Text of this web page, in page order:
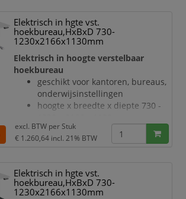
bladdikte 25 mm
draagvermogen 120 kg
geluidsniveau van 42 dB
T-voetonderstel van staal met
slag- en krasvaste poedercoating
in wit
hoogteverstelling via 2
elektromotoren
Botsingbescherming
hefsnelheid 3
Elektrisch in hgte vst.
hoekbureau,HxBxD 730-
1230x2166x1130mm
Elektrisch in hoogte verstelbaar
hoekbureau
geschikt voor kantoren, bureaus,
onderwijsinstellingen
hoogte x breedte x diepte 730 -
blad van hout met
onderhoudsvriendelijke
bladdikte 25 mm
draagvermogen 120 kg
excl. BTW per Stuk
€ 1.260,64 incl. 21% BTW
Elektrisch in hgte vst.
hoekbureau,HxBxD 730-
1230x2166x1130mm